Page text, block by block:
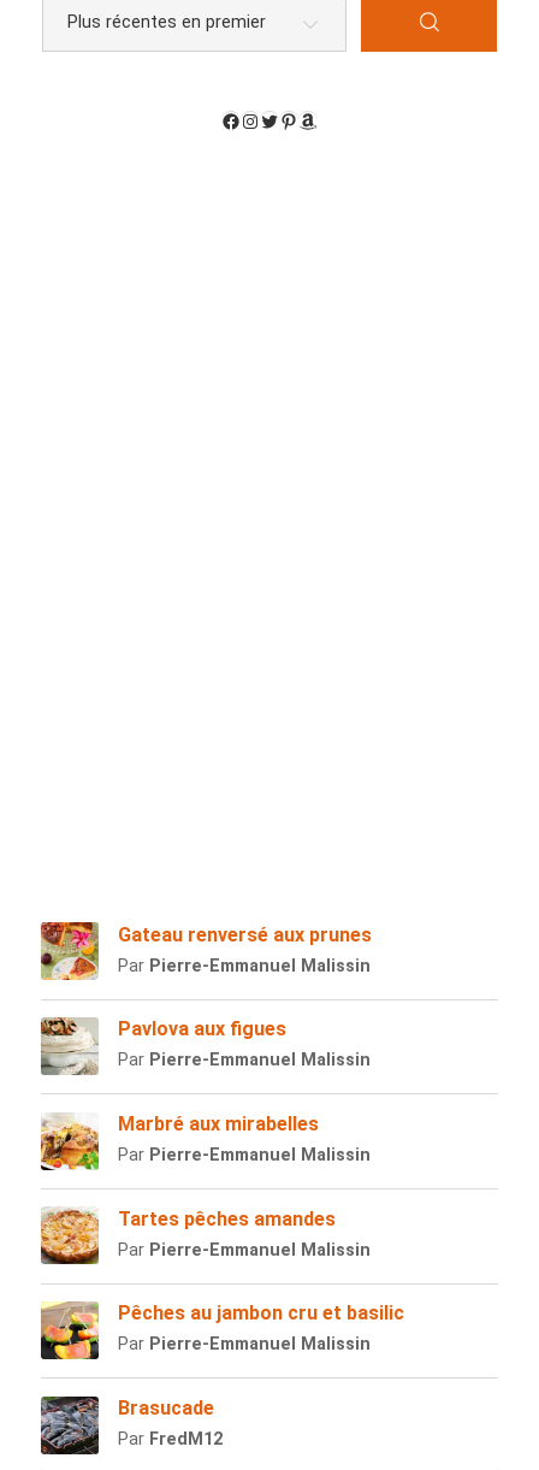
Gateau renversé aux prunes
Par Pierre-Emmanuel Malissin
Pavlova aux figues
Par Pierre-Emmanuel Malissin
Marbré aux mirabelles
Par Pierre-Emmanuel Malissin
Tartes pêches amandes
Par Pierre-Emmanuel Malissin
Pêches au jambon cru et basilic
Par Pierre-Emmanuel Malissin
Brasucade
Par FredM12